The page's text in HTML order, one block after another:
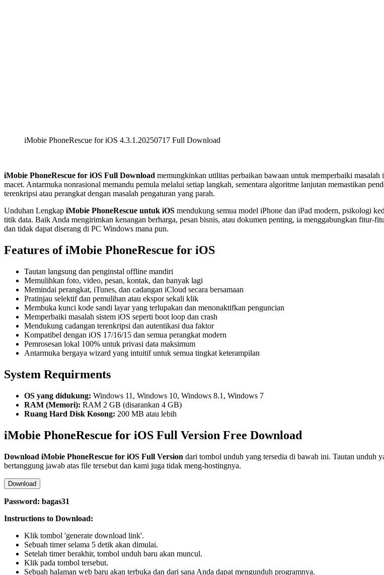
iMobie PhoneRescue for iOS 4.3.1.20250717 Full Download
iMobie PhoneRescue for iOS Full Download memungkinkan utilitas perbaikan bawaan untuk memperbaiki
macet. Antarmuka nonrasional memandu pemula melalui setiap langkah, sementara algoritme lanjutan memastikan
terenkripsi atau perangkat dengan masalah pengaturan yang parah.
Unduhan Lengkap iMobie PhoneRescue untuk iOS mendukung semua model iPhone dan iPad modern, psikologi
titik data. Baik Anda mengirimkan kenangan berharga, pesan bisnis, atau dokumen penting, ia menggabungkan fitur-
dan tidak dapat diserang di PC Windows mana pun.
Features of iMobie PhoneRescue for iOS
Tautan langsung dan penginstal offline mandiri
Memulihkan foto, video, pesan, kontak, dan banyak lagi
Memindai perangkat, iTunes, dan cadangan iCloud secara bersamaan
Pratinjau selektif dan pemulihan atau ekspor sekali klik
Membuka kunci kode sandi layar yang terlupakan dan menonaktifkan penguncian
Memperbaiki masalah sistem iOS seperti boot loop dan crash
Mendukung cadangan terenkripsi dan autentikasi dua faktor
Kompatibel dengan iOS 17/16/15 dan semua perangkat modern
Pemrosesan lokal 100% untuk privasi data maksimum
Antarmuka bergaya wizard yang intuitif untuk semua tingkat keterampilan
System Requirments
OS yang didukung: Windows 11, Windows 10, Windows 8.1, Windows 7
RAM (Memori): RAM 2 GB (disarankan 4 GB)
Ruang Hard Disk Kosong: 200 MB atau lebih
iMobie PhoneRescue for iOS Full Version Free Download
Download iMobie PhoneRescue for iOS Full Version dari tombol unduh yang tersedia di bawah ini. Tautan unduh
bertanggung jawab atas file tersebut dan kami juga tidak meng-hostingnya.
Download
Password: bagas31
Instructions to Download:
Klik tombol 'generate download link'.
Sebuah timer selama 5 detik akan dimulai.
Setelah timer berakhir, tombol unduh baru akan muncul.
Klik pada tombol tersebut.
Sebuah halaman web baru akan terbuka dan dari sana Anda dapat mengunduh programnya.